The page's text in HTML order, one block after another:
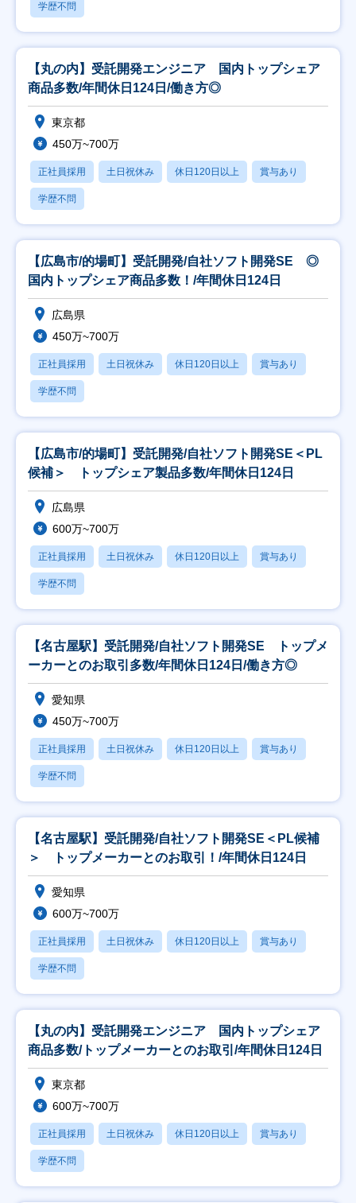
学歴不問
【丸の内】受託開発エンジニア 国内トップシェア
商品多数/年間休日124日/働き方◎
東京都
450万~700万
正社員採用 土日祝休み 休日120日以上 賞与あり
学歴不問
【広島市/的場町】受託開発/自社ソフト開発SE ◎
国内トップシェア商品多数！/年間休日124日
広島県
450万~700万
正社員採用 土日祝休み 休日120日以上 賞与あり
学歴不問
【広島市/的場町】受託開発/自社ソフト開発SE＜PL
候補＞ トップシェア製品多数/年間休日124日
広島県
600万~700万
正社員採用 土日祝休み 休日120日以上 賞与あり
学歴不問
【名古屋駅】受託開発/自社ソフト開発SE トップメ
ーカーとのお取引多数/年間休日124日/働き方◎
愛知県
450万~700万
正社員採用 土日祝休み 休日120日以上 賞与あり
学歴不問
【名古屋駅】受託開発/自社ソフト開発SE＜PL候補
＞ トップメーカーとのお取引！/年間休日124日
愛知県
600万~700万
正社員採用 土日祝休み 休日120日以上 賞与あり
学歴不問
【丸の内】受託開発エンジニア 国内トップシェア
商品多数/トップメーカーとのお取引/年間休日124日
東京都
600万~700万
正社員採用 土日祝休み 休日120日以上 賞与あり
学歴不問